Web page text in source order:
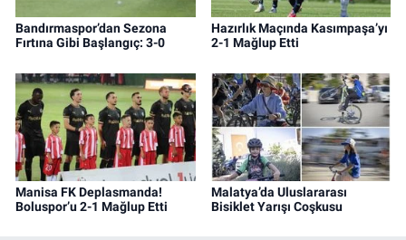
Bandırmaspor’dan Sezona
Fırtına Gibi Başlangıç: 3-0
Hazırlık Maçında Kasımpaşa’yı
2-1 Mağlup Etti
Manisa FK Deplasmanda!
Boluspor’u 2-1 Mağlup Etti
Malatya’da Uluslararası
Bisiklet Yarışı Coşkusu